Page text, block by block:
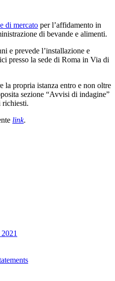
di mercato per l’affidamento in
di bevande e alimenti.
e prevede l’installazione e
presso la sede di Roma in Via di
la propria istanza entro e non oltre
sezione “Avvisi di indagine”
richiesti.
link.